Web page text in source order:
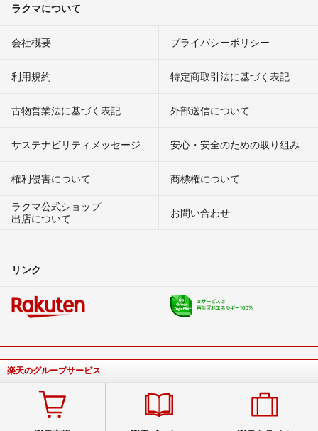
ラクマについて
会社概要 プライバシーポリシー
利用規約 特定商取引法に基づく表記
古物営業法に基づく表記 外部送信について
サステナビリティメッセージ 安心・安全のための取り組み
権利侵害について
商標権について
ラクマ公式ショップ
出店について
お問い合わせ
リンク
楽天のグループサービス